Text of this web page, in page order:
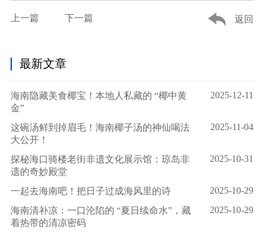
上一篇 下一篇 返回
最新文章
海南隐藏美食椰宝！本地人私藏的 “椰中黄
金”
2025-12-11
这碗汤鲜到掉眉毛！海南椰子汤的神仙喝法
大公开！
2025-11-04
探秘海口骑楼老街非遗文化展示馆：琼岛非
遗的奇妙殿堂
2025-10-31
一起去海南吧！把日子过成海风里的诗
2025-10-29
海南清补凉：一口沦陷的 “夏日续命水”，藏
着热带的清凉密码
2025-10-29